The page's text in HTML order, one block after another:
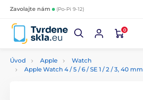
Zavolajte nám (Po-Pi 9-12)
0
Úvod Apple
Watch
Apple Watch 4 / 5 / 6 / SE 1 / 2 / 3, 40 mm